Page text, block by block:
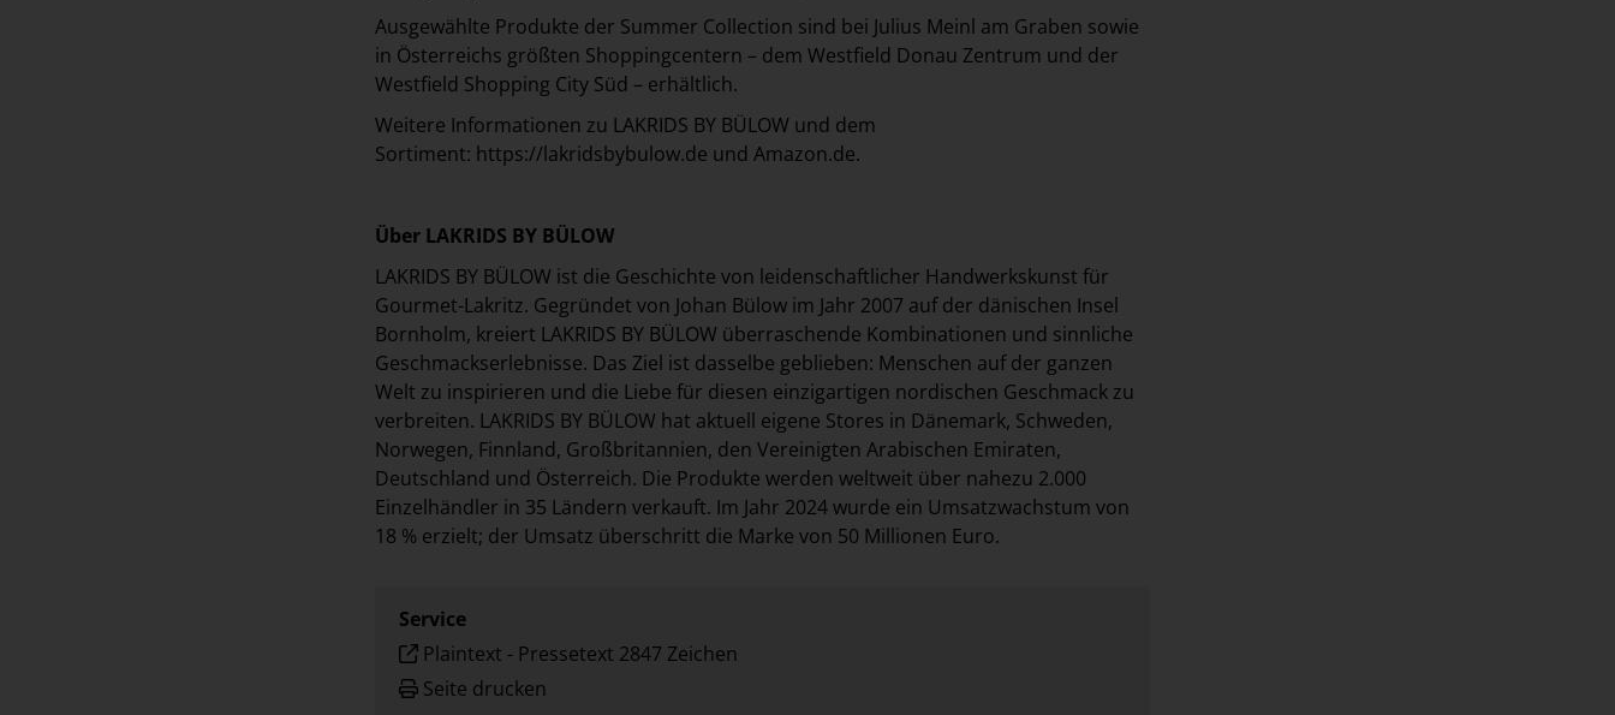
Ausgewählte Produkte der Summer Collection sind bei Julius Meinl am Graben sowie
in Österreichs größten Shoppingcentern – dem Westfield Donau Zentrum und der
Westfield Shopping City Süd – erhältlich.
Weitere Informationen zu LAKRIDS BY BÜLOW und dem
Sortiment: https://lakridsbybulow.de und Amazon.de.
Über LAKRIDS BY BÜLOW
LAKRIDS BY BÜLOW ist die Geschichte von leidenschaftlicher Handwerkskunst für
Gourmet-Lakritz. Gegründet von Johan Bülow im Jahr 2007 auf der dänischen Insel
Bornholm, kreiert LAKRIDS BY BÜLOW überraschende Kombinationen und sinnliche
Geschmackserlebnisse. Das Ziel ist dasselbe geblieben: Menschen auf der ganzen
Welt zu inspirieren und die Liebe für diesen einzigartigen nordischen Geschmack zu
verbreiten. LAKRIDS BY BÜLOW hat aktuell eigene Stores in Dänemark, Schweden,
Norwegen, Finnland, Großbritannien, den Vereinigten Arabischen Emiraten,
Deutschland und Österreich. Die Produkte werden weltweit über nahezu 2.000
Einzelhändler in 35 Ländern verkauft. Im Jahr 2024 wurde ein Umsatzwachstum von
18 % erzielt; der Umsatz überschritt die Marke von 50 Millionen Euro.
Service
Plaintext - Pressetext 2847 Zeichen
Seite drucken